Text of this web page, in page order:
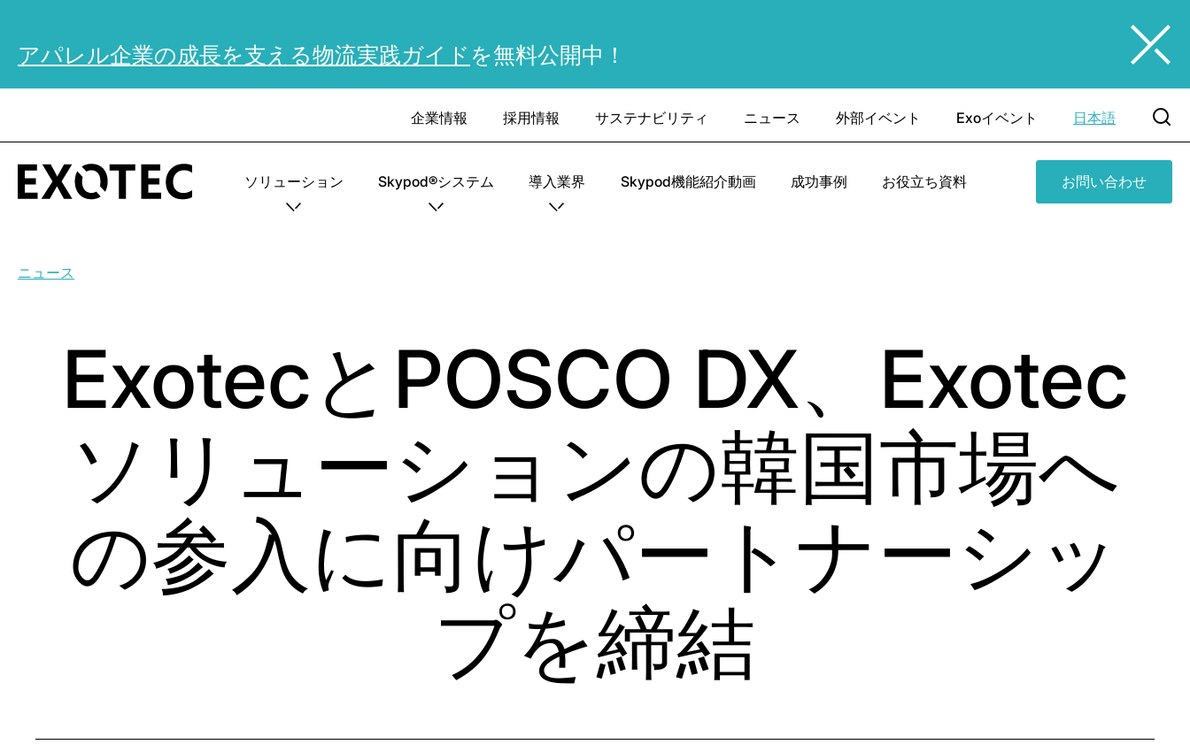
アパレル企業の成長を支える物流実践ガイド を無料公開中！
企業情報 採用情報 サステナビリティ ニュース 外部イベント Exoイベント 日本語
ソリューション Skypod®システム 導入業界 Skypod機能紹介動画 成功事例 お役立ち資料 お問い合わせ
ニュース
ExotecとPOSCO DX、Exotec
ソリューションの韓国市場へ
の参入に向けパートナーシッ
プを締結